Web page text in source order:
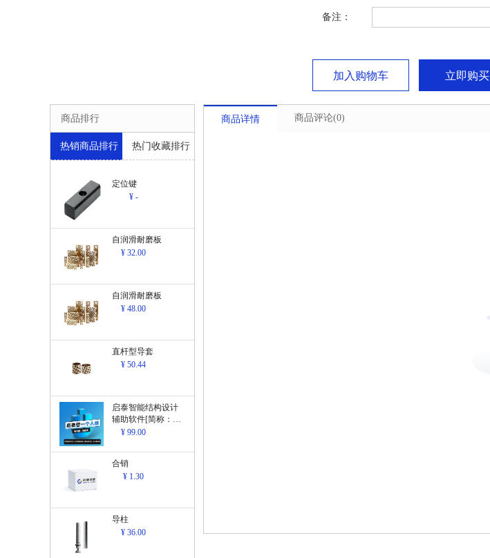
备注：
加入购物车 立即购买
商品排行
热销商品排行 热门收藏排行
定位键
¥ -
自润滑耐磨板
¥ 32.00
自润滑耐磨板
¥ 48.00
直杆型导套
¥ 50.44
启泰智能结构设计
辅助软件[简称：结
构设计辅助软
¥ 99.00
合销
¥ 1.30
导柱
¥ 36.00
商品详情 商品评论(0)